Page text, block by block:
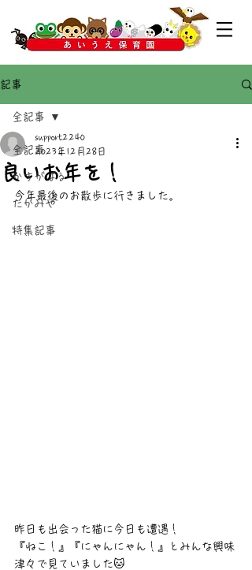
記事
全記事
かすがばる
たかみや
特集記事
全記事
良いお年を！
support2240
2023年12月28日
今年最後のお散歩に行きました。
昨日も出会った猫に今日も遭遇！
『ねこ！』『にゃんにゃん！』とみんな興味
津々で見ていました🐱